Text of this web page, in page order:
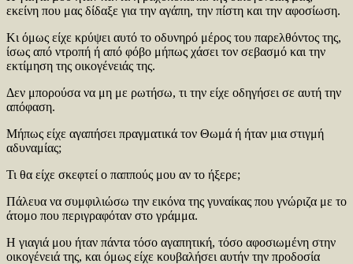
εκείνη που μας δίδαξε για την αγάπη, την πίστη και την αφοσίωση.
Κι όμως είχε κρύψει αυτό το οδυνηρό μέρος του παρελθόντος της,
ίσως από ντροπή ή από φόβο μήπως χάσει τον σεβασμό και την
εκτίμηση της οικογένειάς της.
Δεν μπορούσα να μη με ρωτήσω, τι την είχε οδηγήσει σε αυτή την
απόφαση.
Μήπως είχε αγαπήσει πραγματικά τον Θωμά ή ήταν μια στιγμή
αδυναμίας;
Τι θα είχε σκεφτεί ο παππούς μου αν το ήξερε;
Πάλευα να συμφιλιώσω την εικόνα της γυναίκας που γνώριζα με το
άτομο που περιγραφόταν στο γράμμα.
Η γιαγιά μου ήταν πάντα τόσο αγαπητική, τόσο αφοσιωμένη στην
οικογένειά της, και όμως είχε κουβαλήσει αυτήν την προδοσία